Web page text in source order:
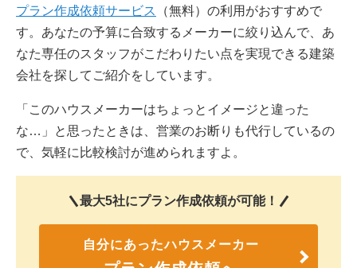
プラン作成依頼サービス
（無料）の利用がおすすめで
す。あなたの予算に合致するメーカーに絞り込んで、あ
なた専任のスタッフがこだわりたい点を実現できる建築
会社を探してご紹介をしています。
「このハウスメーカーはちょっとイメージと違った
な…」と思ったときは、営業のお断りも代行しているの
で、気軽に比較検討が進められますよ。
最大5社にプラン作成依頼が可能！
自分にあったハウスメーカー